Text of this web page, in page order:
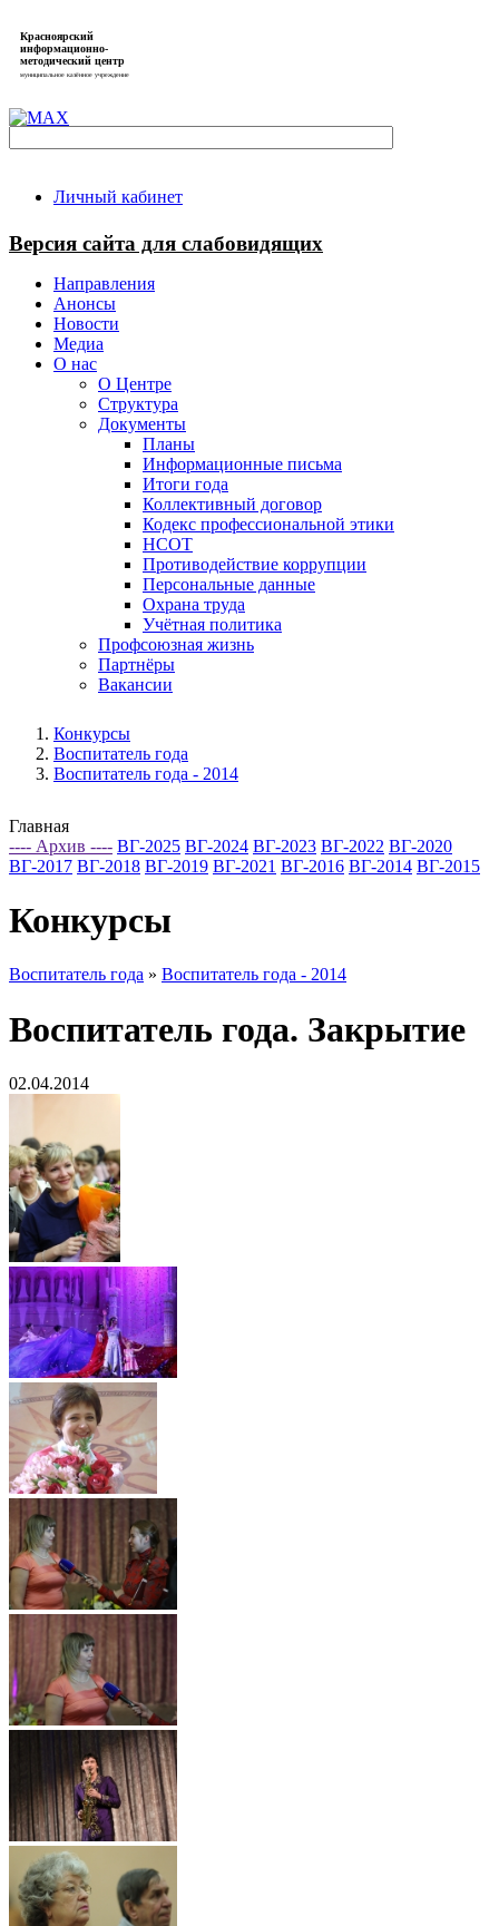
Красноярский
информационно-
методический центр
муниципальное казённое учреждение
Личный кабинет
Версия сайта для слабовидящих
Направления
Анонсы
Новости
Медиа
О нас
О Центре
Структура
Документы
Планы
Информационные письма
Итоги года
Коллективный договор
Кодекс профессиональной этики
НСОТ
Противодействие коррупции
Персональные данные
Охрана труда
Учётная политика
Профсоюзная жизнь
Партнёры
Вакансии
Конкурсы
Воспитатель года
Воспитатель года - 2014
Главная
---- Архив ---- ВГ-2025 ВГ-2024 ВГ-2023 ВГ-2022 ВГ-2020
ВГ-2017 ВГ-2018 ВГ-2019 ВГ-2021 ВГ-2016 ВГ-2014 ВГ-2015
Конкурсы
Воспитатель года » Воспитатель года - 2014
Воспитатель года. Закрытие
02.04.2014